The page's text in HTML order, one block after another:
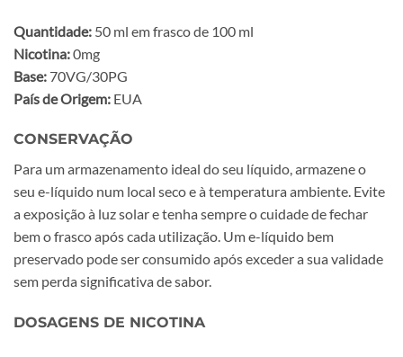
Quantidade: 50 ml em frasco de 100 ml
Nicotina:0mg
Base: 70VG/30PG
País de Origem: EUA
CONSERVAÇÃO
Para um armazenamento ideal do seu líquido, armazene o
seu e-líquido num local seco e à temperatura ambiente. Evite
a exposição à luz solar e tenha sempre o cuidade de fechar
bem o frasco após cada utilização. Um e-líquido bem
preservado pode ser consumido após exceder a sua validade
sem perda significativa de sabor.
DOSAGENS DE NICOTINA